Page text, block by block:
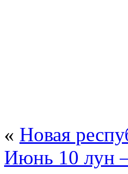
« Новая
Июнь 10 лун